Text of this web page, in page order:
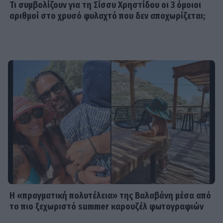
Daphne Lawrence: «Το πρώτο μου
τραγούδι το έγραψα όταν πήγαινα Ε’
Μπαμπά σ’ αγαπώ - Ελένη Σακκά: Η
Μαίρη δεν λειτουργεί συνειδητά για
να δημιουργεί χάος
MEDIA
Έλλη Κασόλη: «Έχω τη φιλοσοφία
του «στρατιώτη»
Τι συμβολίζουν για τη Σίσσυ Χρηστίδου οι 3 όμοιοι
αριθμοί στο χρυσό φυλαχτό που δεν αποχωρίζεται;
Η «πραγματική πολυτέλεια» της Βαλαβάνη μέσα από
το πιο ξεχωριστό summer καρουζέλ φωτογραφιών